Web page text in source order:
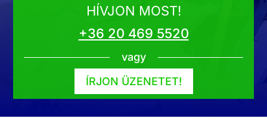
HÍVJON MOST!
+36 20 469 5520
vagy
ÍRJON ÜZENETET!